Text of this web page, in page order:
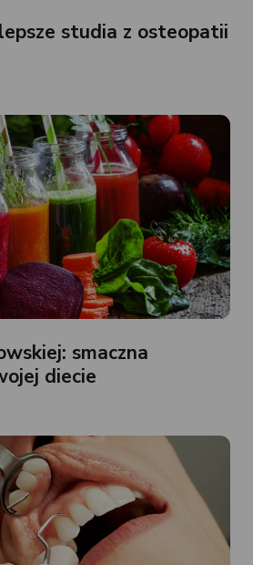
studia z osteopatii
smaczna
diecie